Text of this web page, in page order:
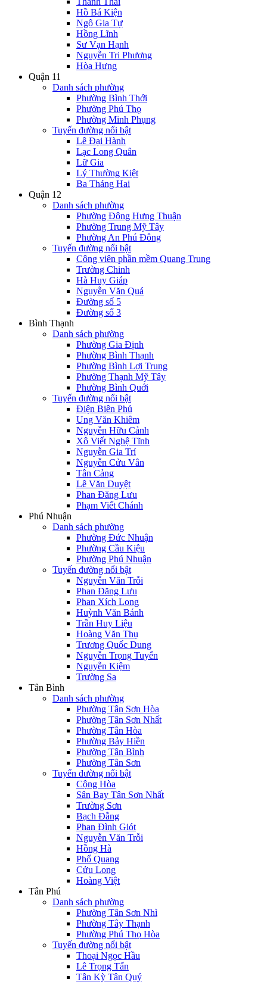
Hồ Bá Kiện
Ngô Gia Tự
Hồng Lĩnh
Sư Vạn Hạnh
Nguyễn Tri Phương
Hòa Hưng
Quận 11
Danh sách phường
Phường Bình Thới
Phường Phú Thọ
Phường Minh Phụng
Tuyến đường nổi bật
Lê Đại Hành
Lạc Long Quân
Lữ Gia
Lý Thường Kiệt
Ba Tháng Hai
Quận 12
Danh sách phường
Phường Đông Hưng Thuận
Phường Trung Mỹ Tây
Phường An Phú Đông
Tuyến đường nổi bật
Công viên phần mềm Quang Trung
Trường Chinh
Hà Huy Giáp
Nguyễn Văn Quá
Đường số 5
Đường số 3
Bình Thạnh
Danh sách phường
Phường Gia Định
Phường Bình Thạnh
Phường Bình Lợi Trung
Phường Thạnh Mỹ Tây
Phường Bình Quới
Tuyến đường nổi bật
Điện Biên Phủ
Ung Văn Khiêm
Nguyễn Hữu Cảnh
Xô Viết Nghệ Tĩnh
Nguyễn Gia Trí
Nguyễn Cửu Vân
Tân Cảng
Lê Văn Duyệt
Phan Đăng Lưu
Phạm Viết Chánh
Phú Nhuận
Danh sách phường
Phường Đức Nhuận
Phường Cầu Kiệu
Phường Phú Nhuận
Tuyến đường nổi bật
Nguyễn Văn Trỗi
Phan Đăng Lưu
Phan Xích Long
Huỳnh Văn Bánh
Trần Huy Liệu
Hoàng Văn Thụ
Trương Quốc Dung
Nguyễn Trọng Tuyển
Nguyễn Kiệm
Trường Sa
Tân Bình
Danh sách phường
Phường Tân Sơn Hòa
Phường Tân Sơn Nhất
Phường Tân Hòa
Phường Bảy Hiền
Phường Tân Bình
Phường Tân Sơn
Tuyến đường nổi bật
Cộng Hòa
Sân Bay Tân Sơn Nhất
Trường Sơn
Bạch Đằng
Phan Đình Giót
Nguyễn Văn Trỗi
Hồng Hà
Phổ Quang
Cửu Long
Hoàng Việt
Tân Phú
Danh sách phường
Phường Tân Sơn Nhì
Phường Tây Thạnh
Phường Phú Thọ Hòa
Tuyến đường nổi bật
Thoại Ngọc Hầu
Lê Trọng Tấn
Tân Kỳ Tân Quý